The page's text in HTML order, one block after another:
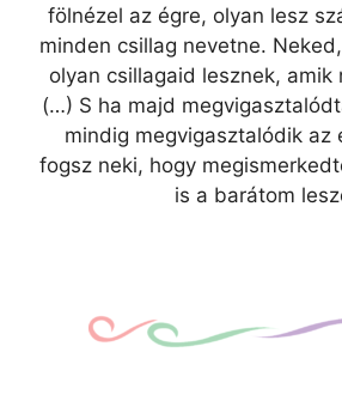
fölnézel az égre, olyan lesz
minden csillag nevetne.
olyan csillagaid lesznek, amik
(…) S ha majd
mindig megvigasztalódik az
fogsz neki, hogy
is a barátom